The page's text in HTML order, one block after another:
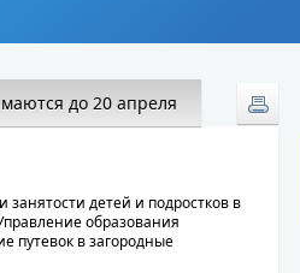
до 20 апреля
детей и подростков в
образования
путевок в загородные